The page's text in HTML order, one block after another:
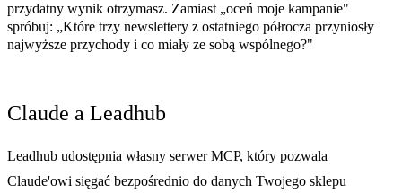
przydatny wynik otrzymasz. Zamiast „oceń moje kampanie"
spróbuj: „Które trzy newslettery z ostatniego półrocza przyniosły
najwyższe przychody i co miały ze sobą wspólnego?"
Claude a Leadhub
Leadhub udostępnia własny serwerMCP, który pozwala
Claude'owi sięgać bezpośrednio do danych Twojego sklepu